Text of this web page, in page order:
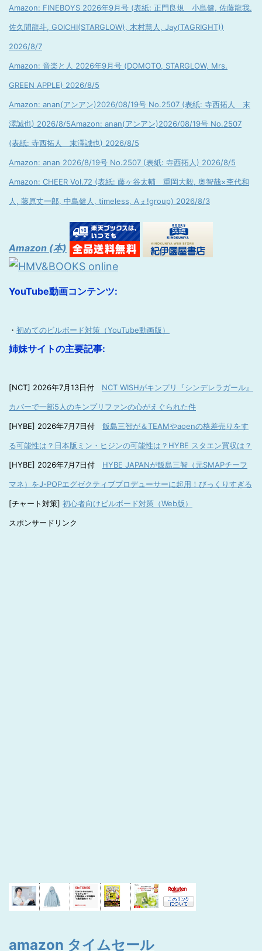
Amazon: FINEBOYS 2026年9月号 (表紙: 正門良規 小島健, 佐藤龍我,
佐久間龍斗, GOICHI(STARGLOW), 木村慧人, Jay(TAGRIGHT))
2026/8/7
Amazon: 音楽と人 2026年9月号 (DOMOTO, STARGLOW, Mrs.
GREEN APPLE) 2026/8/5
Amazon: anan(アンアン)2026/08/19号 No.2507 (表紙: 寺西拓人 末
澤誠也) 2026/8/5Amazon: anan(アンアン)2026/08/19号 No.2507
(表紙: 寺西拓人 末澤誠也) 2026/8/5
Amazon: anan 2026/8/19号 No.2507 (表紙: 寺西拓人) 2026/8/5
Amazon: CHEER Vol.72 (表紙: 藤ヶ谷太輔 重岡大毅, 奥智哉×杢代和
人, 藤原丈一郎, 中島健人, timeless, Aぇ!group) 2026/8/3
Amazon (本)
YouTube動画コンテンツ:
・ 初めてのビルボード対策（YouTube動画版）
姉妹サイトの主要記事:
[NCT] 2026年7月13日付 NCT WISHがキンプリ『シンデレラガール』
カバーで一部5人のキンプリファンの心がえぐられた件
[HYBE] 2026年7月7日付 飯島三智が＆TEAMやaoenの格差売りをす
る可能性は？日本版ミン・ヒジンの可能性は？HYBE スタエン買収は？
[HYBE] 2026年7月7日付 HYBE JAPANが飯島三智（元SMAPチーフ
マネ）をJ-POPエグゼクティブプロデューサーに起用！びっくりすぎる
[チャート対策] 初心者向けビルボード対策（Web版）
スポンサードリンク
amazon タイムセール